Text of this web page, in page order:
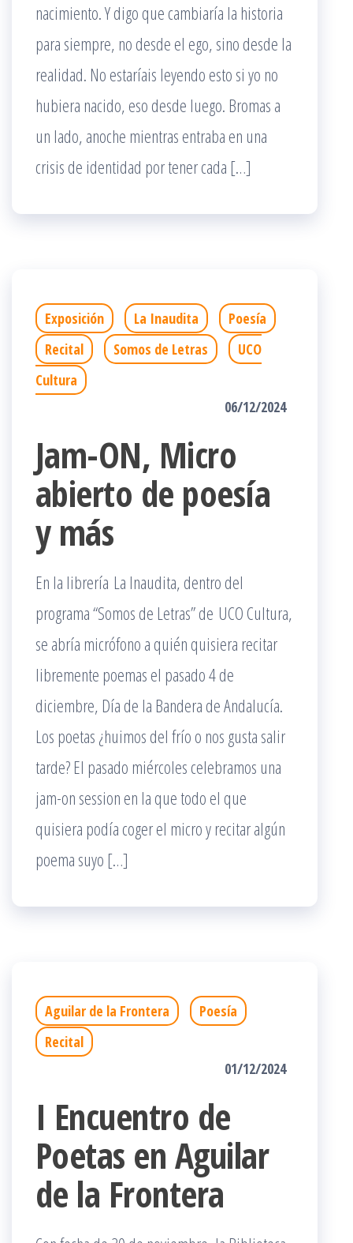
nacimiento. Y digo que cambiaría la historia
para siempre, no desde el ego, sino desde la
realidad. No estaríais leyendo esto si yo no
hubiera nacido, eso desde luego. Bromas a
un lado, anoche mientras entraba en una
crisis de identidad por tener cada […]
Exposición La Inaudita
Poesía
Recital
Somos de Letras
UCO
Cultura
06/12/2024
Jam-ON, Micro
abierto de poesía
y más
En la librería La Inaudita, dentro del
programa “Somos de Letras” de UCO Cultura,
se abría micrófono a quién quisiera recitar
libremente poemas el pasado 4 de
diciembre, Día de la Bandera de Andalucía.
Los poetas ¿huimos del frío o nos gusta salir
tarde? El pasado miércoles celebramos una
jam-on session en la que todo el que
quisiera podía coger el micro y recitar algún
poema suyo […]
Aguilar de la Frontera
Poesía
Recital
01/12/2024
I Encuentro de
Poetas en Aguilar
de la Frontera